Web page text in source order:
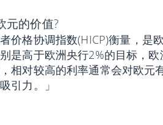
元的价值?
价格协调指数(HICP)衡量，是
是高于欧洲央行2%的目标，
相对较高的利率通常会对欧元
引力。」